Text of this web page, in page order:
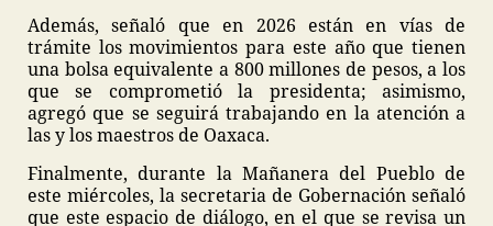
Además, señaló que en 2026 están en vías de
trámite los movimientos para este año que tienen
una bolsa equivalente a 800 millones de pesos, a los
que se comprometió la presidenta; asimismo,
agregó que se seguirá trabajando en la atención a
las y los maestros de Oaxaca.
Finalmente, durante la Mañanera del Pueblo de
este miércoles, la secretaria de Gobernación señaló
que este espacio de diálogo, en el que se revisa un